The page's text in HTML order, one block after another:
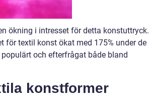
ökning i intresset för detta konstuttryck.
för textil konst ökat med 175% under de
och efterfrågat både bland
konstformer